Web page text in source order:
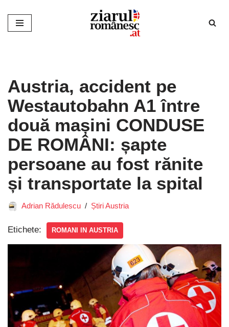
Sari
Austria, accident pe
Westautobahn A1 între
două mașini CONDUSE
DE ROMÂNI: șapte
persoane au fost rănite
și transportate la spital
Adrian Rădulescu Știri Austria
Etichete: ROMANI IN AUSTRIA